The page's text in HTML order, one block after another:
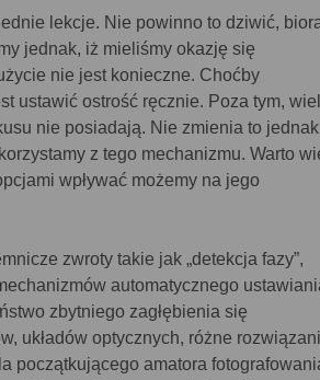
lekcje. Nie powinno to dziwić,
jednak, iż mieliśmy okazję się
nie jest konieczne. Choćby
ustawić ostrość ręcznie. Poza tym,
nie posiadają. Nie zmienia to jednak
z tego mechanizmu. Warto
wpływać możemy na jego
zwroty takie jak „detekcja fazy”,
automatycznego
zbytniego zagłębienia się
układów optycznych, różne
początkującego amatora